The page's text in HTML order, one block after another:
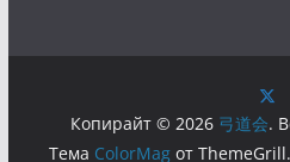
Копирайт © 2026 弓道会.
Тема ColorMag от